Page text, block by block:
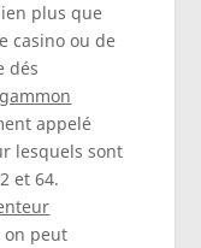
plus que
casino ou de
dés
appelé
lesquels sont
et 64.
on peut